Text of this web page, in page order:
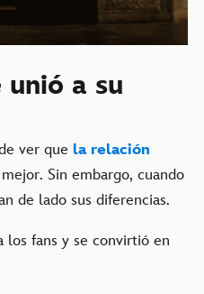
a su
ver que la relación
Sin embargo, cuando
de lado sus diferencias.
los fans y se convirtió en